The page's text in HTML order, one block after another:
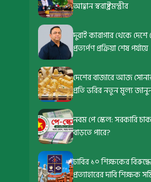
আহ্বান স্বরাষ্ট্রমন্ত্রীর
দুবাই কারাগার থেকে
প্রত্যর্পণ প্রক্রিয়া শেষ পর্যায়ে
দেশের বাজারে আজ
প্রতি ভরির নতুন মূল্য
নবম পে স্কেল: সরকারি
বাড়তে পারে?
ঢাবির ১০ শিক্ষকের
প্রত্যাহারের দাবি শিক্ষক